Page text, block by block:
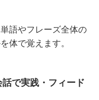
語やフレーズ全体の
体で覚えます。
で実践・フィード